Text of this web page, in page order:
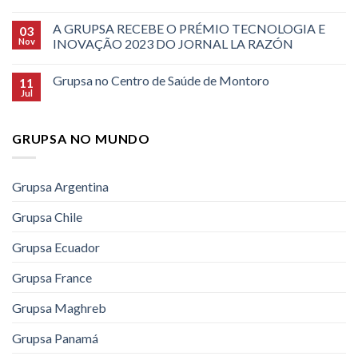
03
Nov
A GRUPSA RECEBE O PRÉMIO TECNOLOGIA E
INOVAÇÃO 2023 DO JORNAL LA RAZÓN
11
Jul
Grupsa no Centro de Saúde de Montoro
GRUPSA NO MUNDO
Grupsa Argentina
Grupsa Chile
Grupsa Ecuador
Grupsa France
Grupsa Maghreb
Grupsa Panamá